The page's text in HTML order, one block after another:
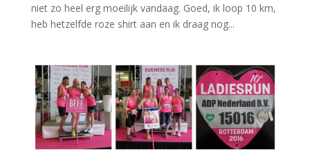
niet zo heel erg moeilijk vandaag. Goed, ik loop 10 km,
heb hetzelfde roze shirt aan en ik draag nog...